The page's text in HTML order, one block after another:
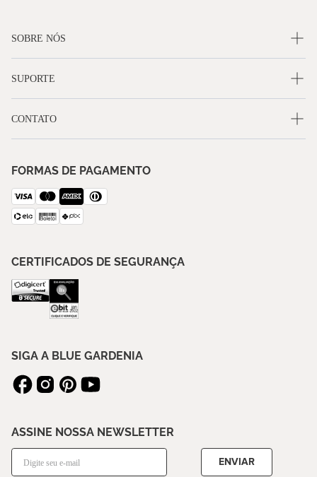
SOBRE NÓS
SUPORTE
CONTATO
FORMAS DE PAGAMENTO
CERTIFICADOS DE SEGURANÇA
SIGA A BLUE GARDENIA
ASSINE NOSSA NEWSLETTER
ENVIAR